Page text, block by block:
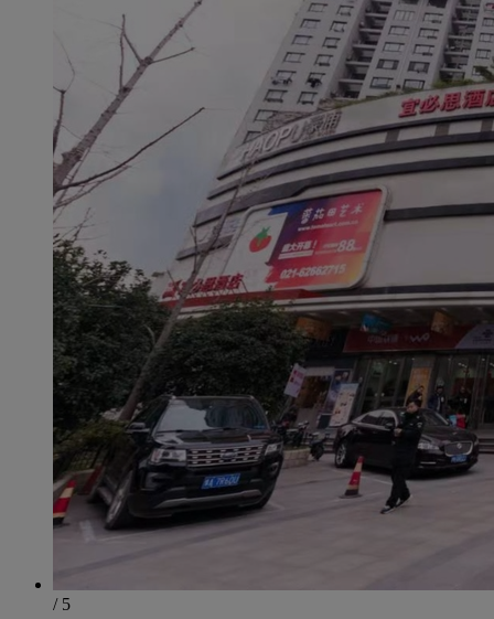
/ 5